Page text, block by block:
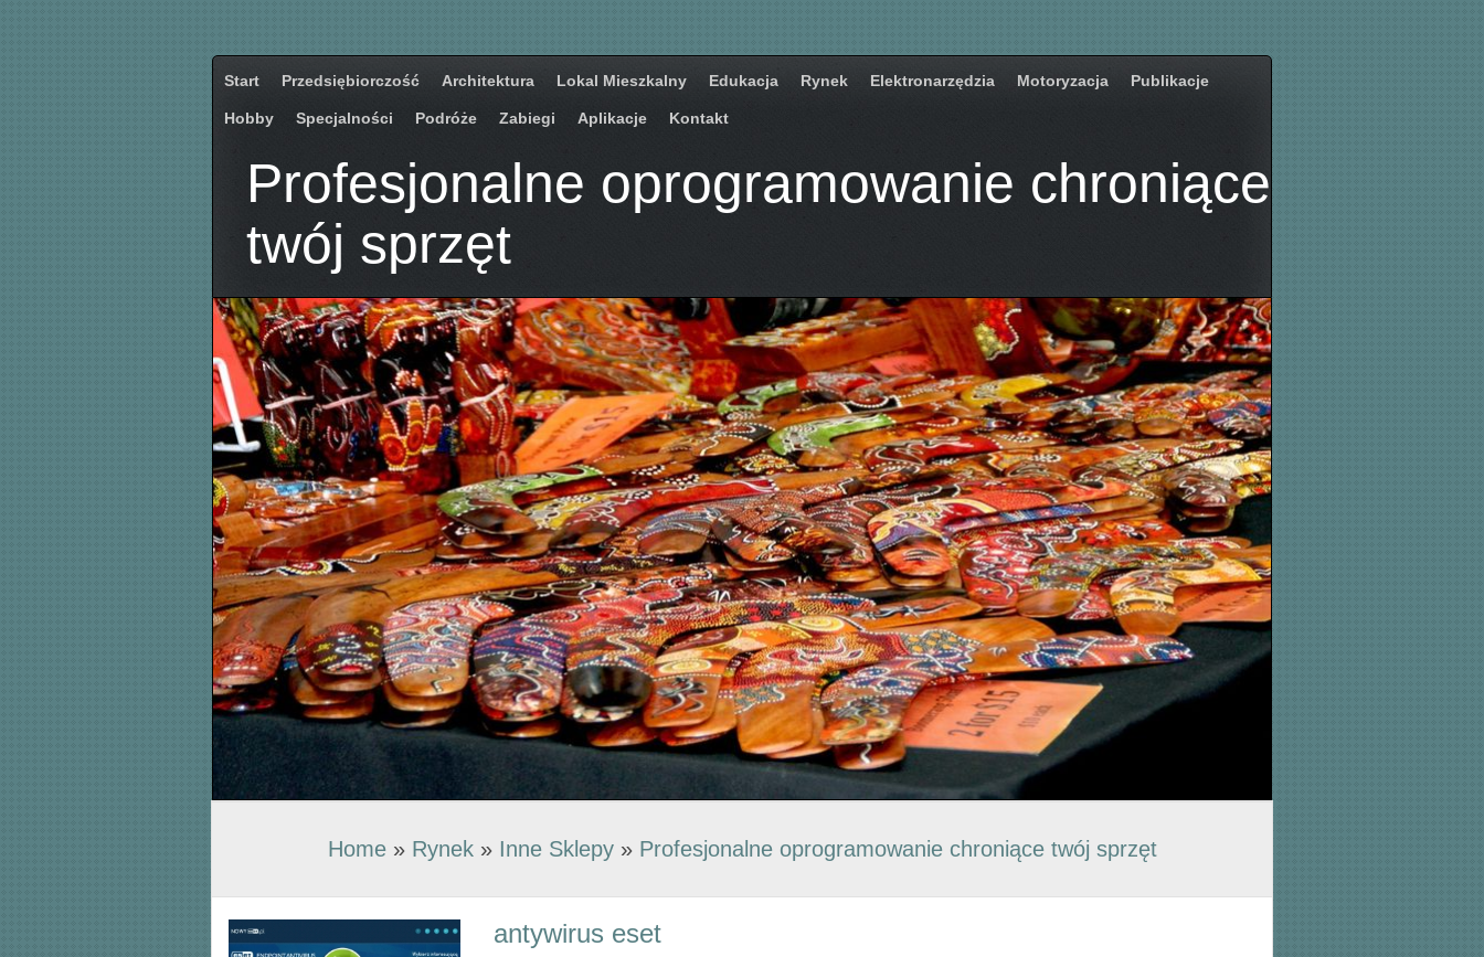
Start Przedsiębiorczość Architektura Lokal Mieszkalny Edukacja Rynek Elektronarzędzia Motoryzacja Publikacje
Hobby Specjalności Podróże Zabiegi Aplikacje Kontakt
Profesjonalne oprogramowanie chroniące
twój sprzęt
Home» Rynek» Inne Sklepy» Profesjonalne oprogramowanie chroniące twój sprzęt
antywirus eset